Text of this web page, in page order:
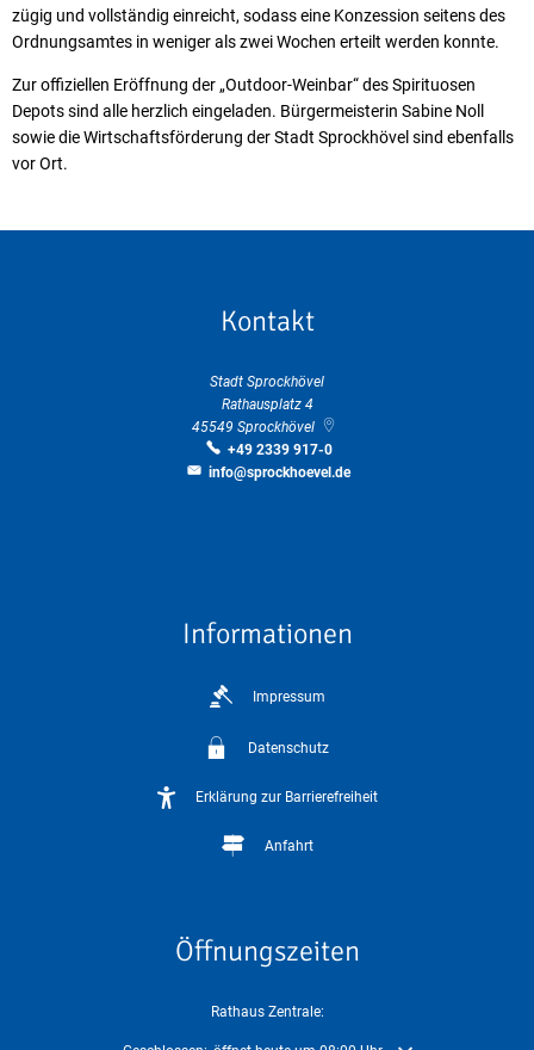
zügig und vollständig einreicht, sodass eine Konzession seitens des
Ordnungsamtes in weniger als zwei Wochen erteilt werden konnte.
Zur offiziellen Eröffnung der „Outdoor-Weinbar“ des Spirituosen
Depots sind alle herzlich eingeladen. Bürgermeisterin Sabine Noll
sowie die Wirtschaftsförderung der Stadt Sprockhövel sind ebenfalls
vor Ort.
Kontakt
Stadt Sprockhövel
Rathausplatz 4
45549 Sprockhövel
+49 2339 917-0
info@sprockhoevel.de
Informationen
Impressum
Datenschutz
Erklärung zur Barrierefreiheit
Anfahrt
Öffnungszeiten
Rathaus Zentrale: